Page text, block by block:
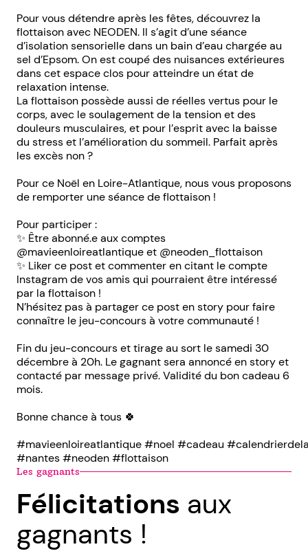
Pour vous détendre après les fêtes, découvrez la
flottaison avec NEODEN. Il s’agit d’une séance
d’isolation sensorielle dans un bain d’eau chargée au
sel d’Epsom. On est coupé des nuisances extérieures
dans cet espace clos pour atteindre un état de
relaxation intense.
La flottaison possède aussi de réelles vertus pour le
corps, avec le soulagement de la tension et des
douleurs musculaires, et pour l’esprit avec la baisse
du stress et l’amélioration du sommeil. Parfait après
les excès non ?
Pour ce Noël en Loire-Atlantique, nous vous proposons
de remporter une séance de flottaison !
Pour participer :
✨ Être abonné.e aux comptes
@mavieenloireatlantique et @neoden_flottaison
✨ Liker ce post et commenter en citant le compte
Instagram de vos amis qui pourraient être intéressé
par la flottaison !
N’hésitez pas à partager ce post en story pour faire
connaître le jeu-concours à votre communauté !
Fin du jeu-concours et tirage au sort le samedi 30
décembre à 20h. Le gagnant sera annoncé en story et
contacté par message privé. Validité du bon cadeau 6
mois.
Bonne chance à tous 🍀
#mavieenloireatlantique #noel #cadeau
#nantes #neoden #flottaison
Les gagnants
Félicitations aux
gagnants !